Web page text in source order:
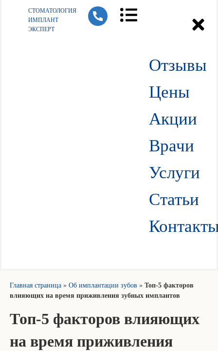
СТОМАТОЛОГИЯ
ИМПЛАНТ
ЭКСПЕРТ
Отзывы
Цены
Акции
Врачи
Услуги
Статьи
Главная страница » Об имплантации зубов » Топ-5 факторов
влияющих на время приживления зубных имплантов
Топ-5 факторов влияющих
на время приживления